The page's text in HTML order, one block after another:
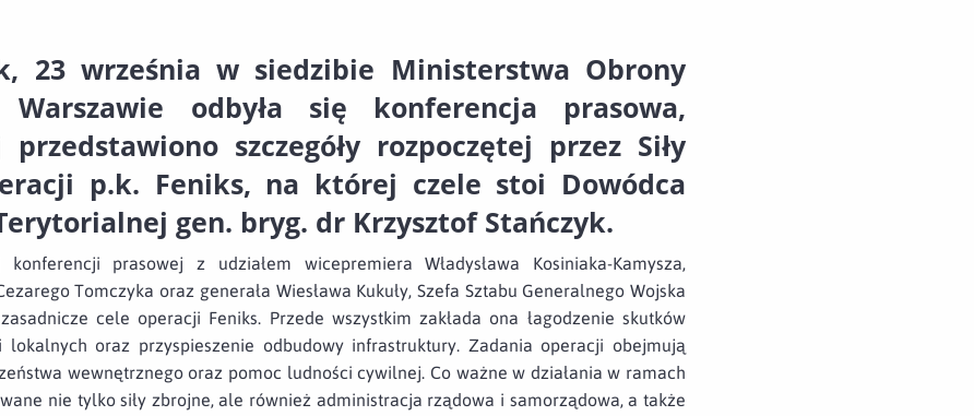
23 września w siedzibie Ministerstwa Obrony
odbyła się konferencja prasowa,
szczegóły rozpoczętej przez Siły
p.k. Feniks, na której czele stoi Dowódca
gen. bryg. dr Krzysztof Stańczyk.
konferencji prasowej z udziałem wicepremiera Władysława Kosiniaka-Kamysza,
Tomczyka oraz generała Wiesława Kukuły, Szefa Sztabu Generalnego Wojska
cele operacji Feniks. Przede wszystkim zakłada ona łagodzenie skutków
lokalnych oraz przyspieszenie odbudowy infrastruktury. Zadania operacji obejmują
wewnętrznego oraz pomoc ludności cywilnej. Co ważne w działania w ramach
nie tylko siły zbrojne, ale również administracja rządowa i samorządowa, a także